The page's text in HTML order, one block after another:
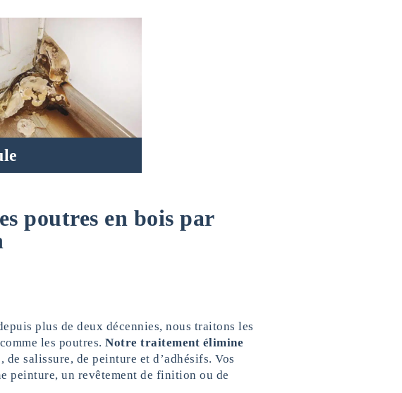
poutres en bois par
plus de deux décennies, nous traitons les
les poutres. Notre traitement élimine
de salissure, de peinture et d’adhésifs. Vos
peinture, un revêtement de finition ou de